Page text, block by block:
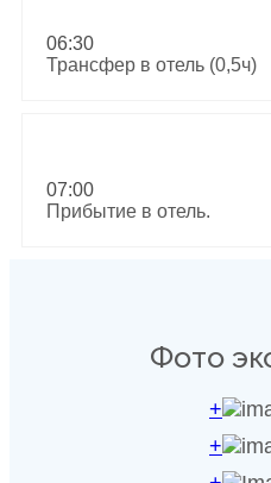
06:30
Трансфер в отель (0,5ч)
07:00
Прибытие в отель.
Фото
+
+